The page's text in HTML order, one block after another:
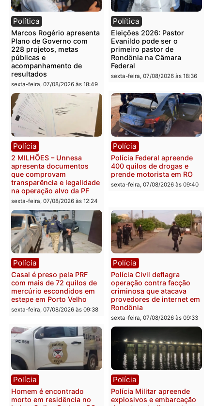
Publicidade
Categorias
Política
Você também vai querer ler...
Política
Marcos Rogério apresenta
Plano de Governo com
228 projetos, metas
públicas e
acompanhamento de
resultados
sexta-feira, 07/08/2026 às 18:49
Eleições 2026: Pastor
Evanildo pode ser o
primeiro pastor de
Rondônia na Câmara
Federal
sexta-feira, 07/08/2026 às
Polícia
2 MILHÕES – Unnesa
apresenta documentos
que comprovam
transparência e legalidade
na operação alvo da PF
Polícia
Polícia Federal apreende
400 quilos de drogas e
prende motorista em RO
sexta-feira, 07/08/2026 às